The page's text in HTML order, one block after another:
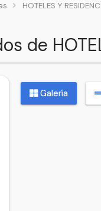
HOTELES Y
de
Galería